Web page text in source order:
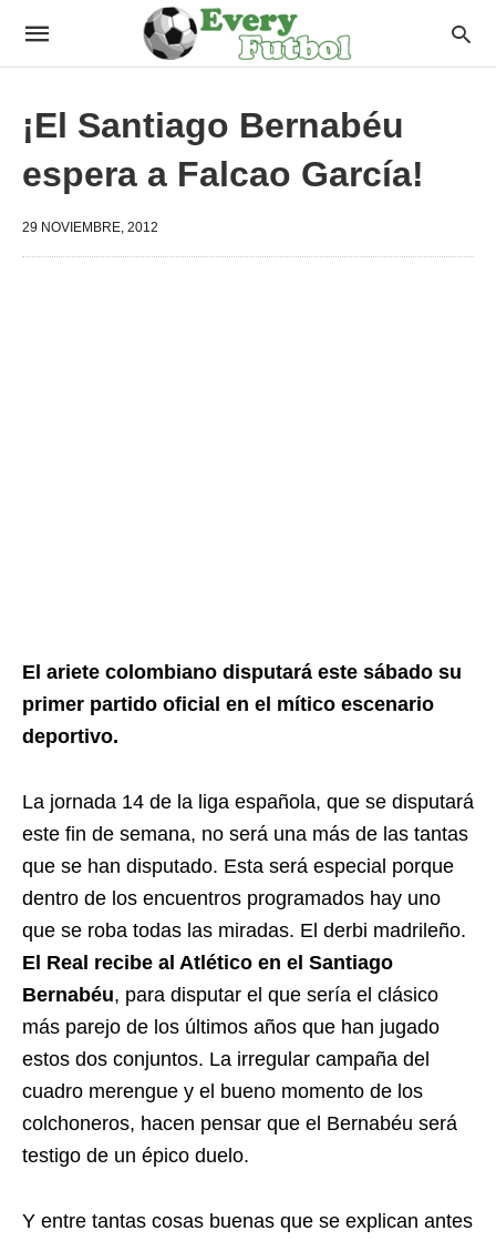
¡El Santiago Bernabéu
espera a Falcao García!
29 NOVIEMBRE, 2012
El ariete colombiano disputará este sábado su
primer partido oficial en el mítico escenario
deportivo.
La jornada 14 de la liga española, que se disputará
este fin de semana, no será una más de las tantas
que se han disputado. Esta será especial porque
dentro de los encuentros programados hay uno
que se roba todas las miradas. El derbi madrileño.
El Real recibe al Atlético en el Santiago
Bernabéu, para disputar el que sería el clásico
más parejo de los últimos años que han jugado
estos dos conjuntos. La irregular campaña del
cuadro merengue y el bueno momento de los
colchoneros, hacen pensar que el Bernabéu será
testigo de un épico duelo.
Y entre tantas cosas buenas que se explican antes